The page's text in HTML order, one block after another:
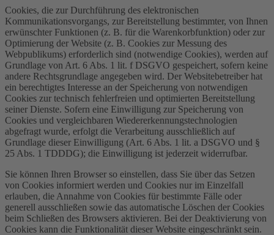
Cookies, die zur Durchführung des elektronischen
Kommunikationsvorgangs, zur Bereitstellung bestimmter, von Ihnen
erwünschter Funktionen (z. B. für die Warenkorbfunktion) oder zur
Optimierung der Website (z. B. Cookies zur Messung des
Webpublikums) erforderlich sind (notwendige Cookies), werden auf
Grundlage von Art. 6 Abs. 1 lit. f DSGVO gespeichert, sofern keine
andere Rechtsgrundlage angegeben wird. Der Websitebetreiber hat
ein berechtigtes Interesse an der Speicherung von notwendigen
Cookies zur technisch fehlerfreien und optimierten Bereitstellung
seiner Dienste. Sofern eine Einwilligung zur Speicherung von
Cookies und vergleichbaren Wiedererkennungstechnologien
abgefragt wurde, erfolgt die Verarbeitung ausschließlich auf
Grundlage dieser Einwilligung (Art. 6 Abs. 1 lit. a DSGVO und §
25 Abs. 1 TDDDG); die Einwilligung ist jederzeit widerrufbar.
Sie können Ihren Browser so einstellen, dass Sie über das Setzen
von Cookies informiert werden und Cookies nur im Einzelfall
erlauben, die Annahme von Cookies für bestimmte Fälle oder
generell ausschließen sowie das automatische Löschen der Cookies
beim Schließen des Browsers aktivieren. Bei der Deaktivierung von
Cookies kann die Funktionalität dieser Website eingeschränkt sein.